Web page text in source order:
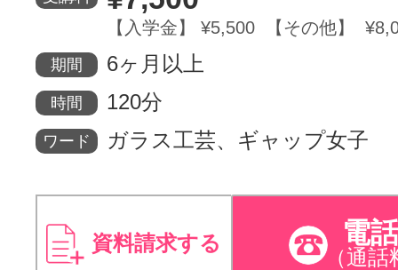
【入学金】 ¥5,500 【その他】
期間 6ヶ月以上
時間 120分
ワード ガラス工芸、ギャップ女子
資料請求する 電
（通話